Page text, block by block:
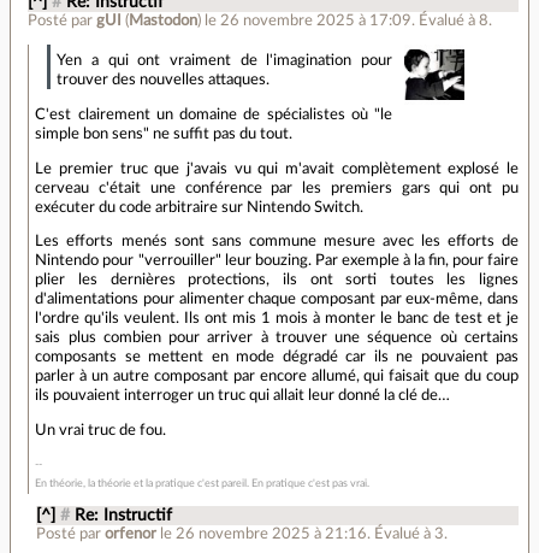
Posté pargUI ( Mastodon) le 26 novembre 2025 à 17:09. Évalué à8.
Yen a qui ont vraiment de l'imagination pour
trouver des nouvelles attaques.
C'est clairement un domaine de spécialistes où "le
simple bon sens" ne suffit pas du tout.
Le premier truc que j'avais vu qui m'avait complètement explosé le
cerveau c'était une conférence par les premiers gars qui ont pu
exécuter du code arbitraire sur Nintendo Switch.
Les efforts menés sont sans commune mesure avec les efforts de
Nintendo pour "verrouiller" leur bouzing. Par exemple à la fin, pour faire
plier les dernières protections, ils ont sorti toutes les lignes
d'alimentations pour alimenter chaque composant par eux-même, dans
l'ordre qu'ils veulent. Ils ont mis 1 mois à monter le banc de test et je
sais plus combien pour arriver à trouver une séquence où certains
composants se mettent en mode dégradé car ils ne pouvaient pas
parler à un autre composant par encore allumé, qui faisait que du coup
ils pouvaient interroger un truc qui allait leur donné la clé de…
Un vrai truc de fou.
En théorie, la théorie et la pratique c'est pareil. En pratique c'est pas vrai.
[^] # Re: Instructif
Posté par orfenor le 26 novembre 2025 à 21:16. Évalué à 3.